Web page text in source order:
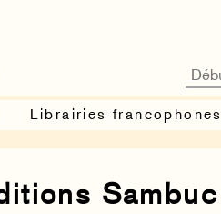
Librairies francophones
Sambuc